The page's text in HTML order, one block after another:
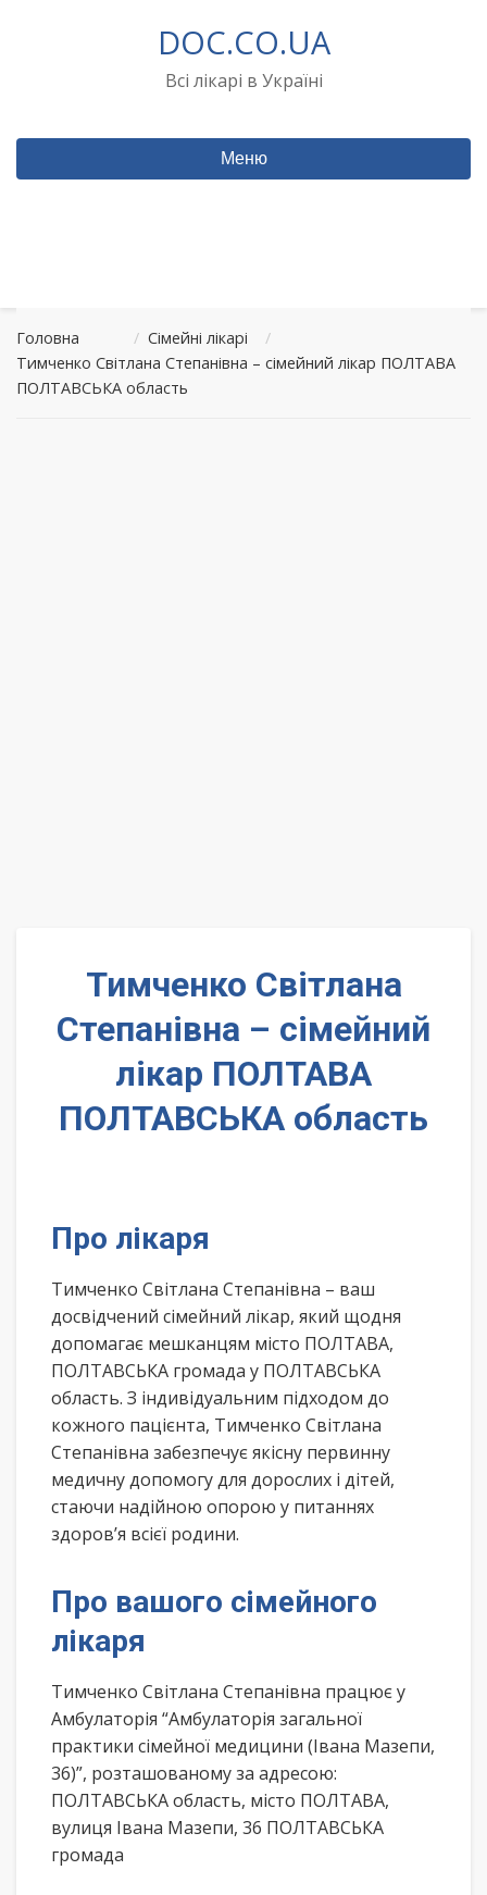
DOC.CO.UA
Всі лікарі в Україні
Меню
Головна / Сімейні лікарі
/
Тимченко Світлана Степанівна – сімейний лікар ПОЛТАВА
ПОЛТАВСЬКА область
Тимченко Світлана
Степанівна – сімейний
лікар ПОЛТАВА
ПОЛТАВСЬКА область
Про лікаря
Тимченко Світлана Степанівна – ваш
досвідчений сімейний лікар, який щодня
допомагає мешканцям місто ПОЛТАВА,
ПОЛТАВСЬКА громада у ПОЛТАВСЬКА
область. З індивідуальним підходом до
кожного пацієнта, Тимченко Світлана
Степанівна забезпечує якісну первинну
медичну допомогу для дорослих і дітей,
стаючи надійною опорою у питаннях
здоров’я всієї родини.
Про вашого сімейного
лікаря
Тимченко Світлана Степанівна працює у
Амбулаторія “Амбулаторія загальної
практики сімейної медицини (Івана Мазепи,
36)”, розташованому за адресою:
ПОЛТАВСЬКА область, місто ПОЛТАВА,
вулиця Івана Мазепи, 36 ПОЛТАВСЬКА
громада